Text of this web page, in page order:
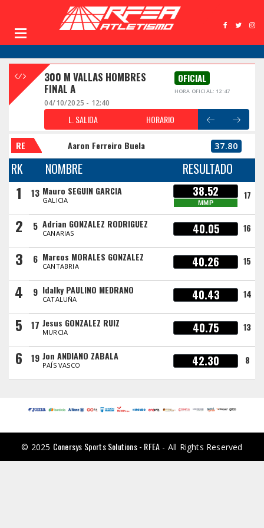
300 M VALLAS HOMBRES
FINAL A
OFICIAL
HORA OFICIAL: 12:47
04/10/2025 - 12:40
L. SALIDA HORARIO
RE Aaron Ferreiro Buela 37.80
RK NOMBRE RESULTADO
1 13 Mauro SEGUIN GARCIA
GALICIA
38.52
MMP
17
2 5 Adrian GONZALEZ RODRIGUEZ
CANARIAS 40.05 16
3 6 Marcos MORALES GONZALEZ
CANTABRIA 40.26 15
4 9 Idalky PAULINO MEDRANO
CATALUÑA 40.43 14
5 17 Jesus GONZALEZ RUIZ
MURCIA 40.75 13
6 19 Jon ANDIANO ZABALA
PAÍS VASCO 42.30 8
© 2025 Conersys Sports Solutions - RFEA - All Rights Reserved